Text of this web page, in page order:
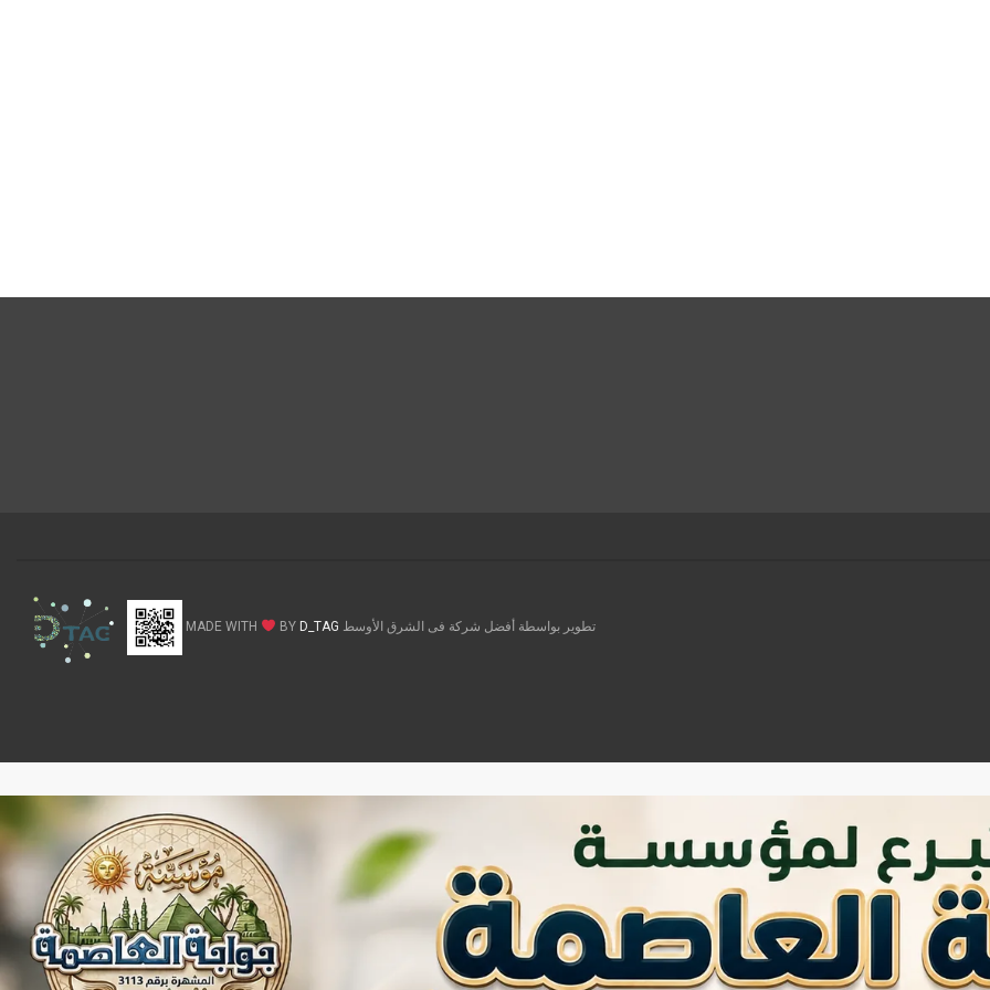
تطوير بواسطة أفضل شركة فى الشرق الأوسط MADE WITH BYD_TAG